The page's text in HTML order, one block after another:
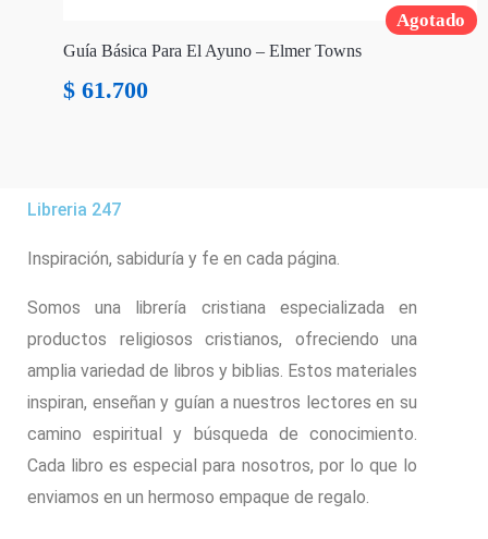
Agotado
Guía Básica Para El Ayuno – Elmer Towns
$ 61.700
Libreria 247
Inspiración, sabiduría y fe en cada página.
Somos una librería cristiana especializada en
productos religiosos cristianos, ofreciendo una
amplia variedad de libros y biblias. Estos materiales
inspiran, enseñan y guían a nuestros lectores en su
camino espiritual y búsqueda de conocimiento.
Cada libro es especial para nosotros, por lo que lo
enviamos en un hermoso empaque de regalo.